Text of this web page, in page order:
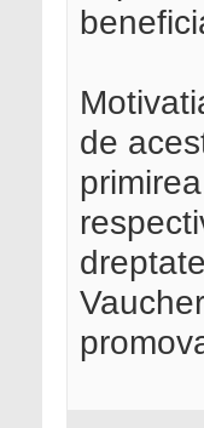
de